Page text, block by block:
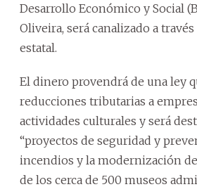
Desarrollo Económico y Social
Oliveira, será canalizado a
estatal.
El dinero provendrá de una ley
reducciones tributarias a
actividades culturales y será
“proyectos de seguridad y
incendios y la modernización
de los cerca de 500 museos